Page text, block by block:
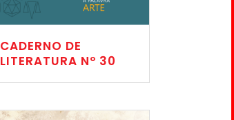
CADERNO DE
LITERATURA Nº 30